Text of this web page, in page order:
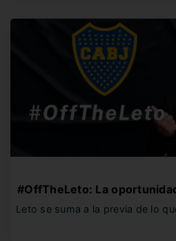
#OffTheLeto: La
Leto se suma a la previa de lo